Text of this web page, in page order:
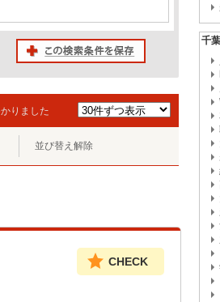
りました
並び替え解除
CHECK
千